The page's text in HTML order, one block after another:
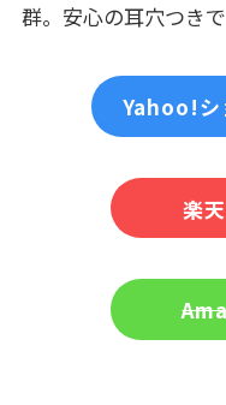
群。安心の耳穴つきで
Yahoo!シ
楽